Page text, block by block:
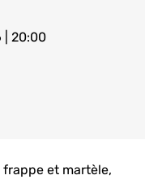
et martèle,
| 20:00